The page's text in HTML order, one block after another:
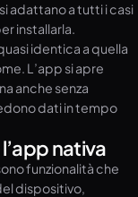
adattano a tutti i casi
installarla.
identica a quella
L’app si apre
anche senza
dati in tempo
nativa
funzionalità che
dispositivo,